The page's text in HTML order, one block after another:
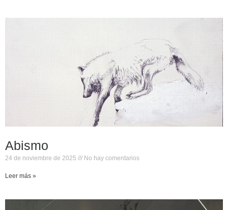
Abismo
24 de noviembre de 2025 No hay comentarios
Leer más »